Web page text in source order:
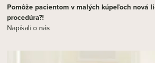
Pomôže pacientom v malých kúpeľoch nová
procedúra?!
Napísali o nás